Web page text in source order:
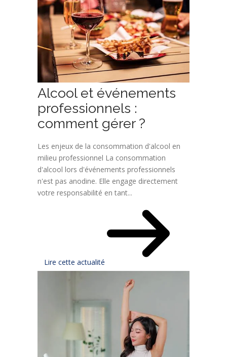
Alcool et événements
professionnels :
comment gérer ?
Les enjeux de la consommation d'alcool en
milieu professionnel La consommation
d'alcool lors d'événements professionnels
n'est pas anodine. Elle engage directement
votre responsabilité en tant...
Lire cette actualité